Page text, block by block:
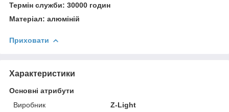
Термін служби: 30000 годин
Матеріал: алюміній
Приховати
Характеристики
Основні атрибути
Виробник
Z-Light